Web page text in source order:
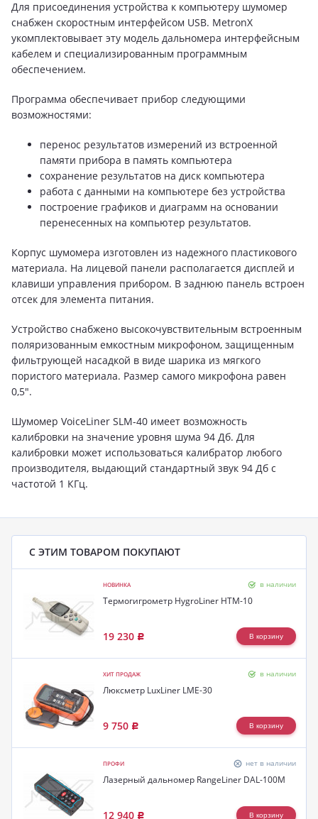
Для присоединения устройства к компьютеру шумомер
снабжен скоростным интерфейсом USB. MetronX
укомплектовывает эту модель дальномера интерфейсным
кабелем и специализированным программным
обеспечением.
Программа обеспечивает прибор следующими
возможностями:
перенос результатов измерений из встроенной
памяти прибора в память компьютера
сохранение результатов на диск компьютера
работа с данными на компьютере без устройства
построение графиков и диаграмм на основании
перенесенных на компьютер результатов.
Корпус шумомера изготовлен из надежного пластикового
материала. На лицевой панели располагается дисплей и
клавиши управления прибором. В заднюю панель встроен
отсек для элемента питания.
Устройство снабжено высокочувствительным встроенным
поляризованным емкостным микрофоном, защищенным
фильтрующей насадкой в виде шарика из мягкого
пористого материала. Размер самого микрофона равен
0,5".
Шумомер VoiceLiner SLM-40 имеет возможность
калибровки на значение уровня шума 94 Дб. Для
калибровки может использоваться калибратор любого
производителя, выдающий стандартный звук 94 Дб с
частотой 1 КГц.
С ЭТИМ ТОВАРОМ ПОКУПАЮТ
НОВИНКА в наличии
Термогигрометр HygroLiner HTM-10
19 230 Р
ХИТ ПРОДАЖ в наличии
Люксметр LuxLiner LME-30
9 750 Р
ПРОФИ нет в наличии
Лазерный дальномер RangeLiner DAL-100M
12 940 Р